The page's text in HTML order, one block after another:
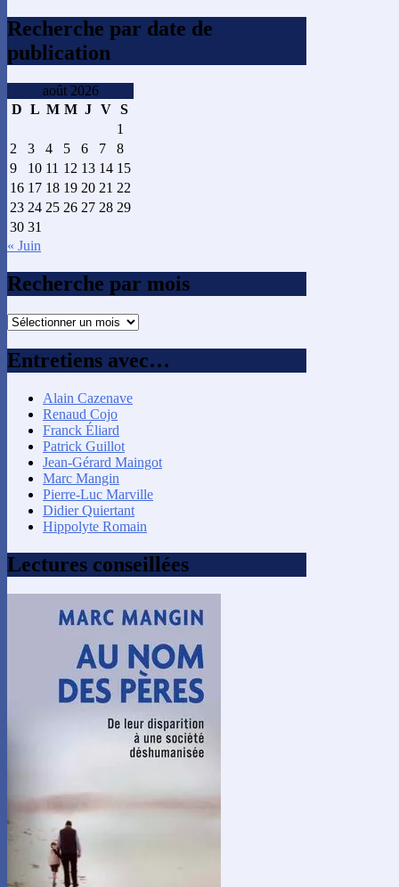
Recherche par date de
publication
août 2026
D L M M J V S
1
2
3 4 5 6 7
8
9
10 11 12 13 14 15
16 17 18 19 20 21 22
23 24 25 26 27 28 29
30 31
« Juin
Recherche par mois
Recherche
mois
Entretiens avec…
Alain Cazenave
Renaud Cojo
Franck Éliard
Patrick Guillot
Jean-Gérard Maingot
Marc Mangin
Pierre-Luc Marville
Didier Quiertant
Hippolyte Romain
Lectures conseillées